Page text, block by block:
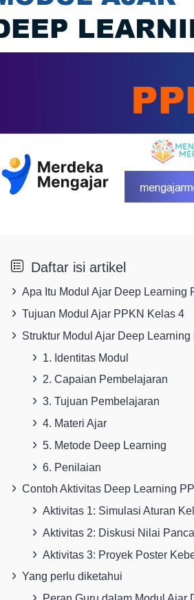
Daftar isi artikel
Apa Itu Modul Ajar Deep Learning
Tujuan Modul Ajar PPKN Kelas 4
Struktur Modul Ajar Deep
1. Identitas Modul
2. Capaian Pembelajaran
3. Tujuan Pembelajaran
4. Materi Ajar
5. Metode Deep Learning
6. Penilaian
Contoh Aktivitas Deep Learning
Aktivitas 1: Simulasi Aturan
Aktivitas 2: Diskusi Nilai
Aktivitas 3: Proyek Poster
Yang perlu diketahui